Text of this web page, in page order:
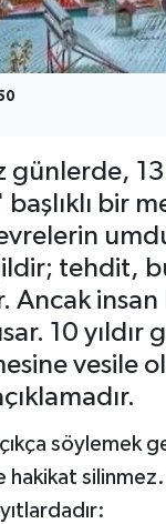
günlerde,
bir
tehdit,
Ancak
10
vesile
söylemek
hakikat